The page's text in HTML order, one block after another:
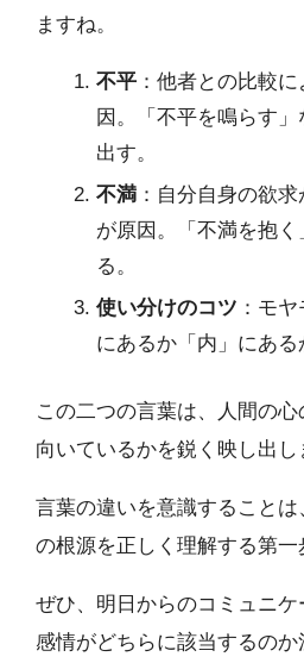
ますね。
不平 ：他者との比較
因。「不平を鳴らす
出す。
不満 ：自分自身の欲
が原因。「不満を抱く
る。
使い分けのコツ ：モ
にあるか「内」にある
この二つの言葉は、人間の
向いているかを鋭く映し出し
言葉の違いを意識すること
の根源を正しく理解する第一
ぜひ、明日からのコミュニ
感情がどちらに該当するの